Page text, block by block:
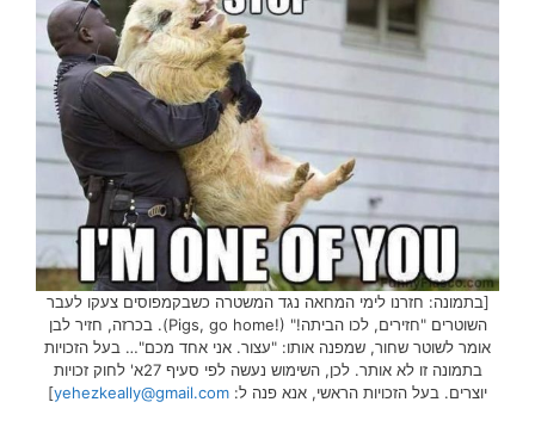
[בתמונה: חזרנו לימי המחאה נגד המשטרה כשבקמפוסים צעקו לעבר
השוטרים "חזירים, לכו הביתה!" (!Pigs, go home). בכרזה, חזיר לבן
אומר לשוטר שחור, שמפנה אותו: "עצור. אני אחד מכם"… בעל הזכויות
בתמונה זו לא אותר. לכן, השימוש נעשה לפי סעיף 27א' לחוק זכויות
יוצרים. בעל הזכויות הראשי, אנא פנה ל: yehezkeally@gmail.com
]